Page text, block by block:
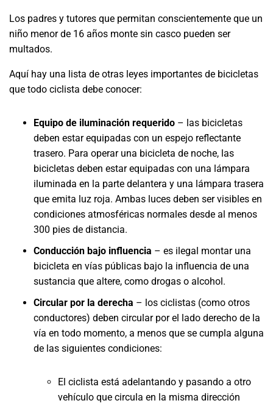
Los padres y tutores que permitan conscientemente que un
niño menor de 16 años monte sin casco pueden ser
multados.
Aquí hay una lista de otras leyes importantes de bicicletas
que todo ciclista debe conocer:
Equipo de iluminación requerido – las bicicletas
deben estar equipadas con un espejo reflectante
trasero. Para operar una bicicleta de noche, las
bicicletas deben estar equipadas con una lámpara
iluminada en la parte delantera y una lámpara trasera
que emita luz roja. Ambas luces deben ser visibles en
condiciones atmosféricas normales desde al menos
300 pies de distancia.
Conducción bajo influencia – es ilegal montar una
bicicleta en vías públicas bajo la influencia de una
sustancia que altere, como drogas o alcohol.
Circular por la derecha – los ciclistas (como otros
conductores) deben circular por el lado derecho de la
vía en todo momento, a menos que se cumpla alguna
de las siguientes condiciones:
El ciclista está adelantando y pasando a otro
vehículo que circula en la misma dirección